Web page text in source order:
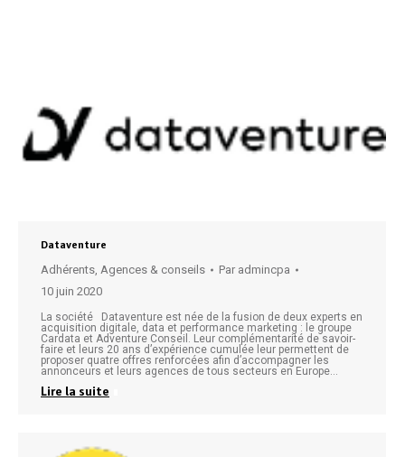
Dataventure
Adhérents, Agences & conseils Par admincpa
10 juin 2020
La société Dataventure est née de la fusion de deux experts en
acquisition digitale, data et performance marketing : le groupe
Cardata et Adventure Conseil. Leur complémentarité de savoir-
faire et leurs 20 ans d’expérience cumulée leur permettent de
proposer quatre offres renforcées afin d’accompagner les
annonceurs et leurs agences de tous secteurs en Europe…
Lire la suite